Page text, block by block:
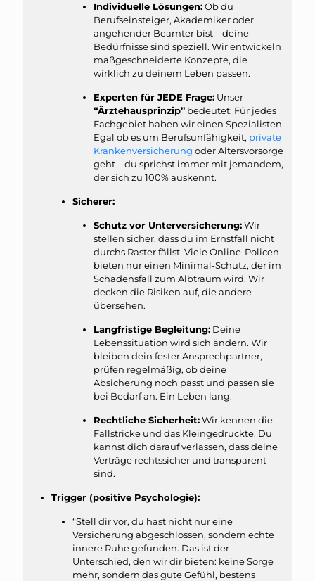
Individuelle Lösungen:Ob du
Berufseinsteiger, Akademiker oder
angehender Beamter bist – deine
Bedürfnisse sind speziell. Wir entwickeln
maßgeschneiderte Konzepte, die
wirklich zu deinem Leben passen.
Experten für JEDE Frage: Unser
“Ärztehausprinzip” bedeutet: Für jedes
Fachgebiet haben wir einen Spezialisten.
Egal ob es um Berufsunfähigkeit, private
Krankenversicherung oder Altersvorsorge
geht – du sprichst immer mit jemandem,
der sich zu 100% auskennt.
Sicherer:
Schutz vor Unterversicherung:Wir
stellen sicher, dass du im Ernstfall nicht
durchs Raster fällst. Viele Online-Policen
bieten nur einen Minimal-Schutz, der im
Schadensfall zum Albtraum wird. Wir
decken die Risiken auf, die andere
übersehen.
Langfristige Begleitung: Deine
Lebenssituation wird sich ändern. Wir
bleiben dein fester Ansprechpartner,
prüfen regelmäßig, ob deine
Absicherung noch passt und passen sie
bei Bedarf an. Ein Leben lang.
Rechtliche Sicherheit:Wir kennen die
Fallstricke und das Kleingedruckte. Du
kannst dich darauf verlassen, dass deine
Verträge rechtssicher und transparent
sind.
Trigger (positive Psychologie):
“Stell dir vor, du hast nicht nur eine
Versicherung abgeschlossen, sondern echte
innere Ruhe gefunden. Das ist der
Unterschied, den wir dir bieten: keine Sorge
mehr, sondern das gute Gefühl, bestens